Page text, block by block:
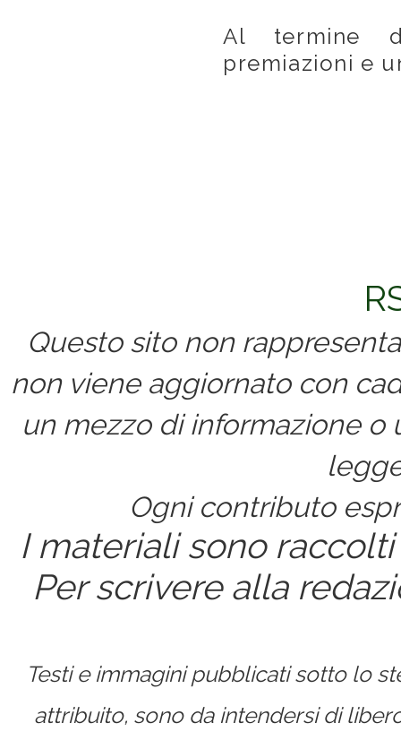
Al termine
premiazioni e
Questo sito non
non viene aggiornato con
un mezzo di informazione
Ogni contributo
I materiali sono
Per scrivere alla
Testi e immagini pubblicati sotto lo
attribuito, sono da intendersi di